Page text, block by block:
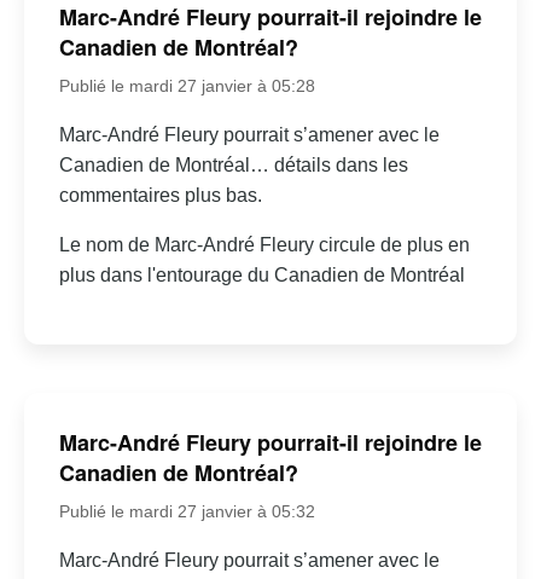
Marc-André Fleury pourrait-il rejoindre le
Canadien de Montréal?
Publié le mardi 27 janvier à 05:28
Marc-André Fleury pourrait s’amener avec le
Canadien de Montréal… détails dans les
commentaires plus bas.
Le nom de Marc-André Fleury circule de plus en
plus dans l'entourage du Canadien de Montréal
Marc-André Fleury pourrait-il rejoindre le
Canadien de Montréal?
Publié le mardi 27 janvier à 05:32
Marc-André Fleury pourrait s’amener avec le